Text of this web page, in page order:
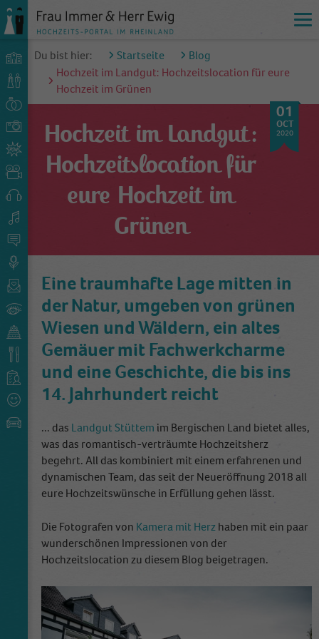
Du bist hier: Startseite
Blog
Hochzeit im Landgut: Hochzeitslocation für eure
Hochzeit im Grünen
Hochzeit im Landgut:
Hochzeitslocation für
eure Hochzeit im
Grünen
01
OCT
2020
Eine traumhafte Lage mitten in
der Natur, umgeben von grünen
Wiesen und Wäldern, ein altes
Gemäuer mit Fachwerkcharme
und eine Geschichte, die bis ins
14. Jahrhundert reicht
... das Landgut Stüttem im Bergischen Land bietet alles,
was das romantisch-verträumte Hochzeitsherz
begehrt. All das kombiniert mit einem erfahrenen und
dynamischen Team, das seit der Neueröffnung 2018 all
eure Hochzeitswünsche in Erfüllung gehen lässt.
Die Fotografen von Kamera mit Herzhaben mit ein paar
wunderschönen Impressionen von der
Hochzeitslocation zu diesem Blog beigetragen.